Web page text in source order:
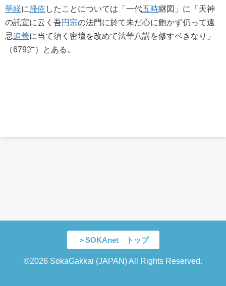
華経に帰依 したことについては「一代五時継図」に「天神
の託宣に云く吾円宗の法門に於て未だ心に飽かず仍って遠
忌追善に当て須く密壇を改めて法華八講を修すベきなり」
（679㌻）とある。
＞SOKAnet トップ
©2026 SokaGakkai (JAPAN) All Rights Reserved.